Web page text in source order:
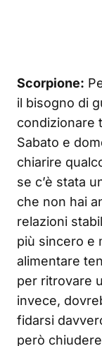
Scorpione:
il bisogno di
condizionare
Sabato e
chiarire
se c’è stata
che non hai
relazioni
più sincero e
alimentare
per ritrovare
invece,
fidarsi
però